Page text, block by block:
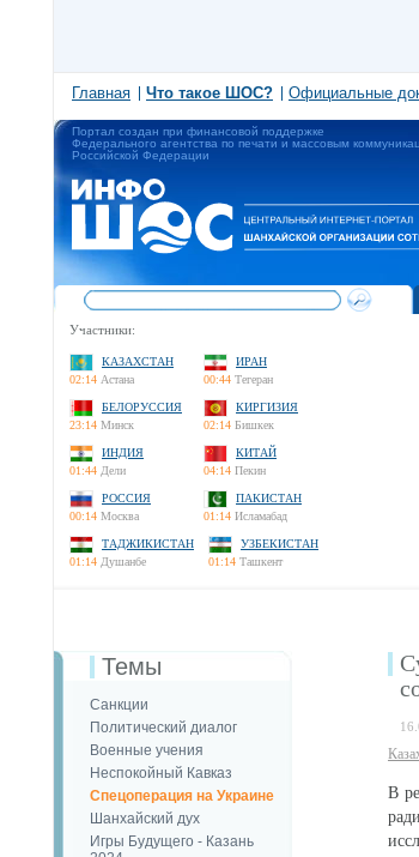
Главная Что такое ШОС? Официальные
Портал создан при финансовой поддержке
Федерального агентства по печати и массовым
Российской Федерации
Участники:
КАЗАХСТАН
02:14 Астана
ИРАН
00:44 Тегеран
БЕЛОРУССИЯ
23:14 Минск
КИРГИЗИЯ
02:14 Бишкек
ИНДИЯ
01:44 Дели
КИТАЙ
04:14 Пекин
РОССИЯ
00:14 Москва
ПАКИСТАН
01:14 Исламабад
ТАДЖИКИСТАН
01:14 Душанбе
УЗБЕКИСТАН
01:14 Ташкент
Темы
Санкции
Политический диалог
Военные учения
Неспокойный Кавказ
Спецоперация на Украине
Шанхайский дух
Игры Будущего - Казань
В